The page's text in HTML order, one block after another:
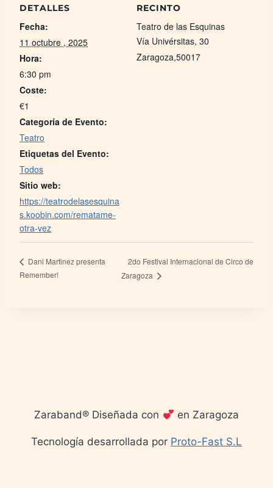
DETALLES
Fecha:
11 octubre , 2025
Hora:
6:30 pm
Coste:
€1
Categoría de Evento:
Teatro
Etiquetas del Evento:
Todos
Sitio web:
https://teatrodelasesquina
s.koobin.com/rematame-
otra-vez
RECINTO
Teatro de las Esquinas
Vía Univérsitas, 30
Zaragoza,50017
Dani Martinez presenta
Remember!
2do Festival Internacional de Circo de
Zaragoza
Zaraband® Diseñada con en Zaragoza
Tecnología desarrollada por Proto-Fast S.L